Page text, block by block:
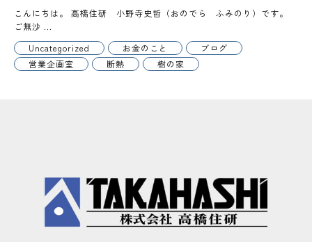
こんにちは。 高橋住研 小野寺史哲（おのでら ふみのり）です。
ご無沙 ...
Uncategorized
お金のこと
ブログ
営業企画室
断熱 樹の家